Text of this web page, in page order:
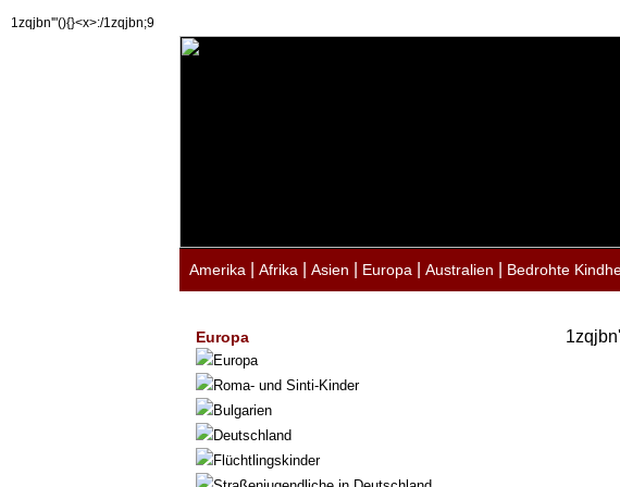
1zqjbn'"(){}<x>:/1zqjbn;9
Amerika Afrika Asien Europa Australien Bedrohte
Europa
Europa
Roma- und Sinti-Kinder
Bulgarien
Deutschland
Flüchtlingskinder